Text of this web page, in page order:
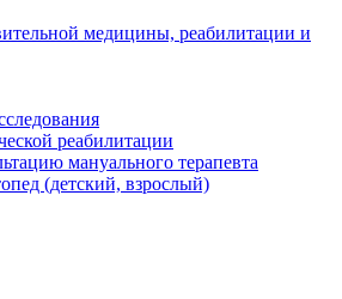
медицины, реабилитации и
реабилитации
мануального терапевта
(детский, взрослый)